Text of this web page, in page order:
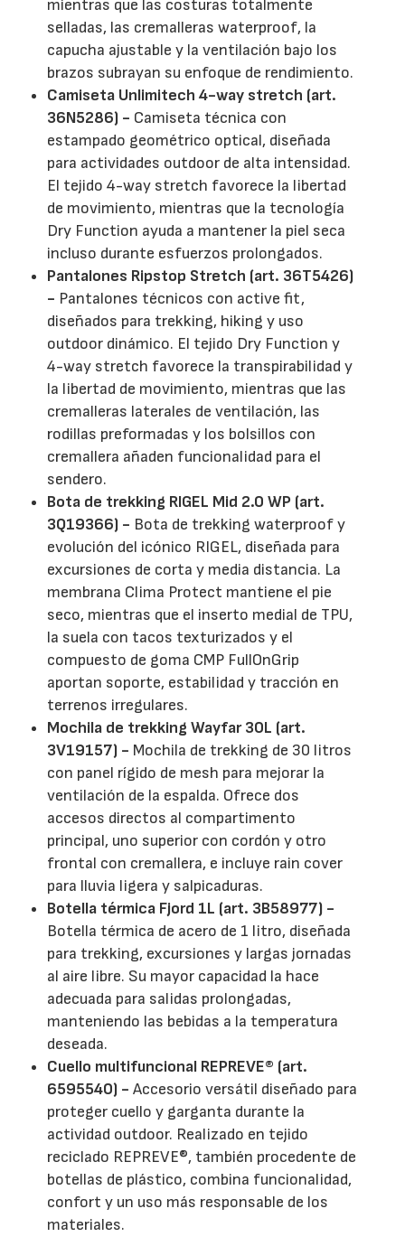
mientras que las costuras totalmente
selladas, las cremalleras waterproof, la
capucha ajustable y la ventilación bajo los
brazos subrayan su enfoque de rendimiento.
Camiseta Unlimitech 4-way stretch (art.
36N5286) - Camiseta técnica con
estampado geométrico optical, diseñada
para actividades outdoor de alta intensidad.
El tejido 4-way stretch favorece la libertad
de movimiento, mientras que la tecnología
Dry Function ayuda a mantener la piel seca
incluso durante esfuerzos prolongados.
Pantalones Ripstop Stretch (art. 36T5426)
- Pantalones técnicos con active fit,
diseñados para trekking, hiking y uso
outdoor dinámico. El tejido Dry Function y
4-way stretch favorece la transpirabilidad y
la libertad de movimiento, mientras que las
cremalleras laterales de ventilación, las
rodillas preformadas y los bolsillos con
cremallera añaden funcionalidad para el
sendero.
Bota de trekking RIGEL Mid 2.0 WP (art.
3Q19366) - Bota de trekking waterproof y
evolución del icónico RIGEL, diseñada para
excursiones de corta y media distancia. La
membrana Clima Protect mantiene el pie
seco, mientras que el inserto medial de TPU,
la suela con tacos texturizados y el
compuesto de goma CMP FullOnGrip
aportan soporte, estabilidad y tracción en
terrenos irregulares.
Mochila de trekking Wayfar 30L (art.
3V19157) - Mochila de trekking de 30 litros
con panel rígido de mesh para mejorar la
ventilación de la espalda. Ofrece dos
accesos directos al compartimento
principal, uno superior con cordón y otro
frontal con cremallera, e incluye rain cover
para lluvia ligera y salpicaduras.
Botella térmica Fjord 1L (art. 3B58977) -
Botella térmica de acero de 1 litro, diseñada
para trekking, excursiones y largas jornadas
al aire libre. Su mayor capacidad la hace
adecuada para salidas prolongadas,
manteniendo las bebidas a la temperatura
deseada.
Cuello multifuncional REPREVE® (art.
6595540) - Accesorio versátil diseñado para
proteger cuello y garganta durante la
actividad outdoor. Realizado en tejido
reciclado REPREVE®, también procedente de
botellas de plástico, combina funcionalidad,
confort y un uso más responsable de los
materiales.